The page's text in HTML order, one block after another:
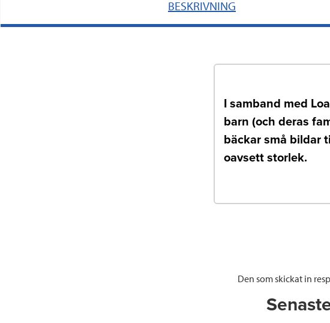
BESKRIVNING
I samband med
barn (och deras
bäckar små bildar
oavsett storlek.
Den som skickat in